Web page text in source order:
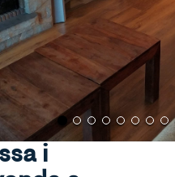
i